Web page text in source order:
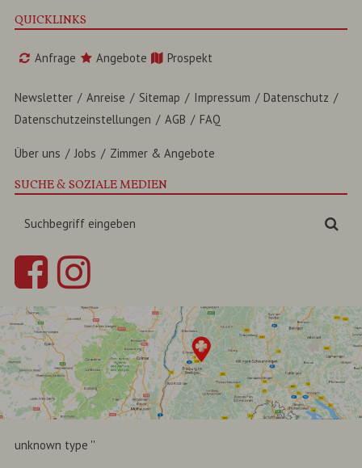
QUICKLINKS
Anfrage Angebote Prospekt
Newsletter Anreise Sitemap Impressum
Datenschutz
Datenschutzeinstellungen
AGB FAQ
Über uns Jobs Zimmer & Angebote
SUCHE & SOZIALE MEDIEN
Suchbegriff
unknown type ''